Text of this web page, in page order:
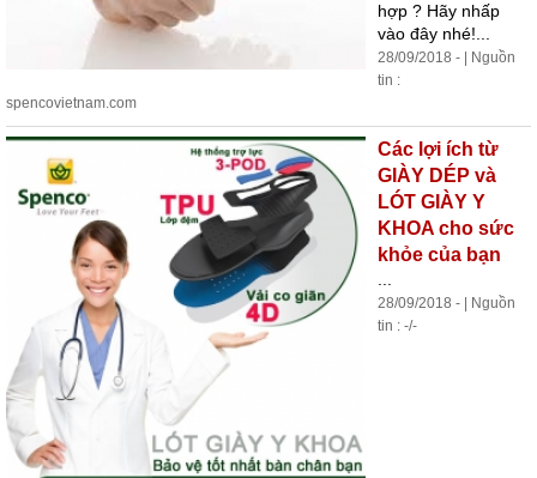
hợp ? Hãy nhấp
vào đây nhé!...
28/09/2018 - | Nguồn
tin :
spencovietnam.com
Các lợi ích từ
GIÀY DÉP và
LÓT GIÀY Y
KHOA cho sức
khỏe của bạn
28/09/2018 - | Nguồn
tin : -/-